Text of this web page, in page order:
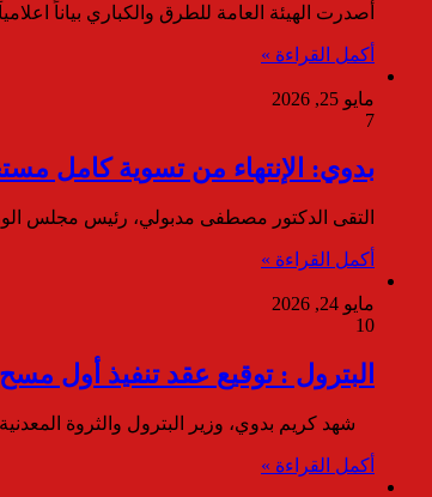
أصدرت الهيئة العامة للطرق والكباري بياناً اعلامياً بشأن
أكمل القراءة »
مايو 25, 2026
7
بدوي: الإنتهاء من تسوية كامل مستحقات
التقى الدكتور مصطفى مدبولي، رئيس مجلس
أكمل القراءة »
مايو 24, 2026
10
البترول : توقيع عقد تنفيذ أول مسح
شهد كريم بدوي، وزير البترول والثروة
أكمل القراءة »